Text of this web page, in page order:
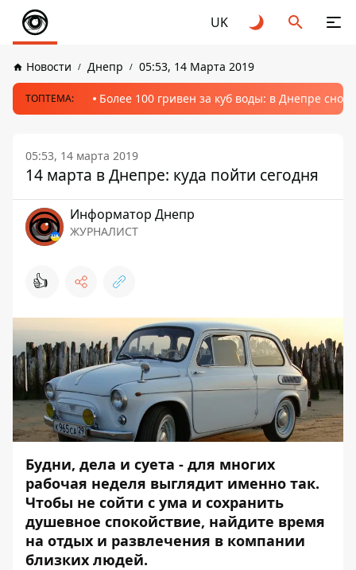
UK
Новости Днепр 05:53, 14 Марта 2019
ТОПТЕМА: Более 100 гривен за куб воды: в Днепре
05:53, 14 марта 2019
14 марта в Днепре: куда пойти сегодня
Информатор Днепр
ЖУРНАЛИСТ
👍
Будни, дела и суета - для многих
рабочая неделя выглядит именно так.
Чтобы не сойти с ума и сохранить
душевное спокойствие, найдите время
на отдых и развлечения в компании
близких людей.